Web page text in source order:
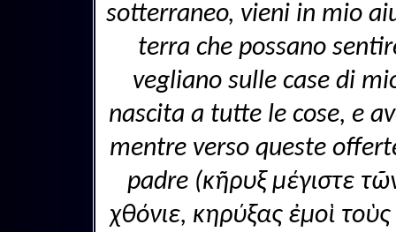
sotterraneo, vieni in mio
terra che possano
vegliano sulle case di
nascita a tutte le cose, e
mentre verso queste
padre (κῆρυξ μέγιστε
χθόνιε, κηρύξας ἐμοὶ